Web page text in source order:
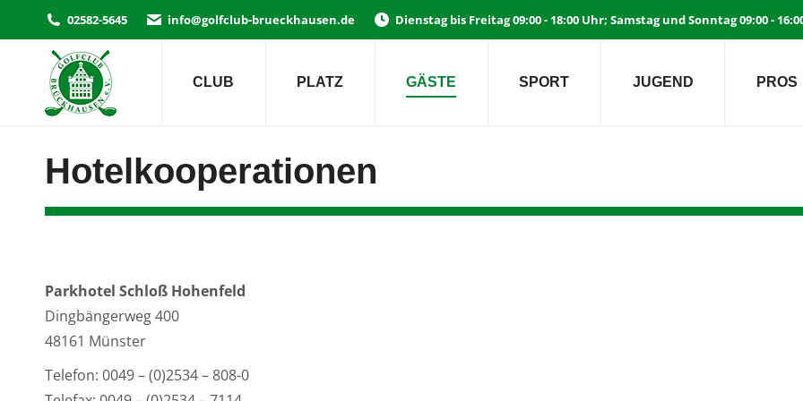
02582-5645 info@golfclub-brueckhausen.de Dienstag bis Freitag 09:00 - 18:00 Uhr; Samstag und Sonntag 09:00 -
CLUB PLATZ GÄSTE SPORT JUGEND PROS
Hotelkooperationen
Parkhotel Schloß Hohenfeld
Dingbängerweg 400
48161 Münster
Telefon: 0049 – (0)2534 – 808-0